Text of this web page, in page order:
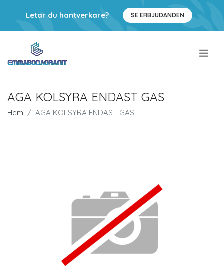
Letar du hantverkare? SE ERBJUDANDEN
AGA KOLSYRA ENDAST GAS
Hem AGA KOLSYRA ENDAST GAS